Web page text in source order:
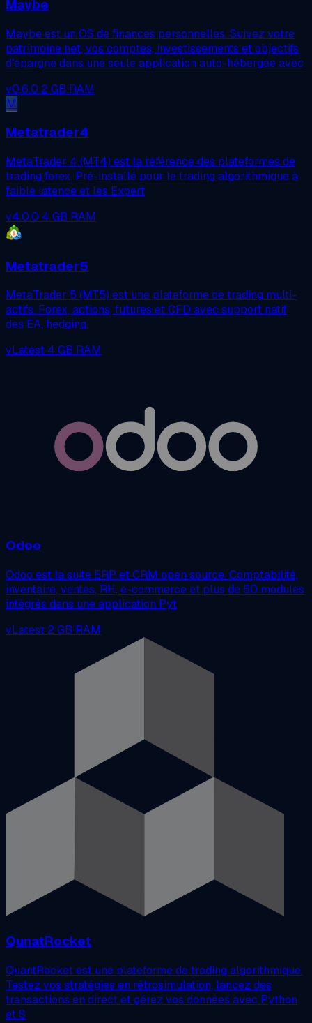
Maybe
Maybe est un OS de finances personnelles. Suivez votre
patrimoine net, vos comptes, investissements et objectifs
d'épargne dans une seule application auto-hébergée avec
v0.6.0 2 GB RAM
M
Metatrader4
MetaTrader 4 (MT4) est la référence des plateformes de
trading forex. Pré-installé pour le trading algorithmique à
faible latence et les Expert
v4.0.0 4 GB RAM
Metatrader5
MetaTrader 5 (MT5) est une plateforme de trading multi-
actifs. Forex, actions, futures et CFD avec support natif
des EA, hedging,
vLatest 4 GB RAM
Odoo
Odoo est la suite ERP et CRM open source. Comptabilité,
inventaire, ventes, RH, e-commerce et plus de 50 modules
intégrés dans une application Pyt
vLatest 2 GB RAM
QunatRocket
QuantRocket est une plateforme de trading algorithmique.
Testez vos stratégies en rétrosimulation, lancez des
transactions en direct et gérez vos données avec Python
et S